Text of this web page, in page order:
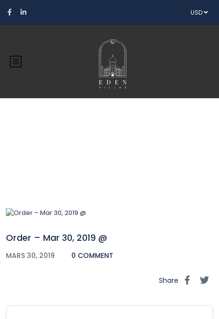
USD
Order – Mar 30, 2019 @
MARS 30, 2019 0 COMMENT
Share